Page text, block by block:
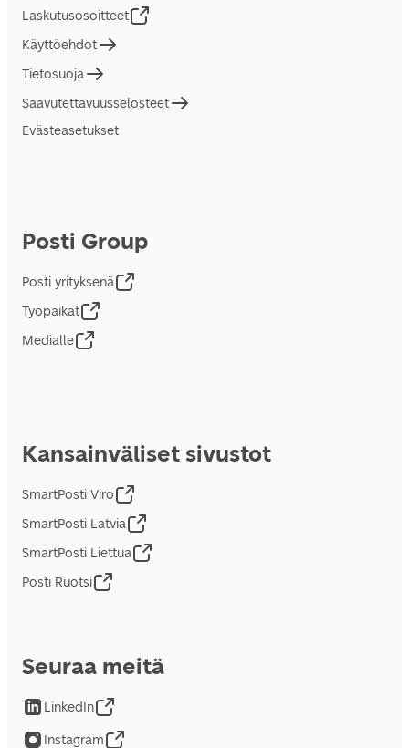
Laskutusosoitteet
Käyttöehdot
Tietosuoja
Saavutettavuusselosteet
Evästeasetukset
Posti Group
Posti yrityksenä
Työpaikat
Medialle
Kansainväliset sivustot
SmartPosti Viro
SmartPosti Latvia
SmartPosti Liettua
Posti Ruotsi
Seuraa meitä
LinkedIn
Instagram